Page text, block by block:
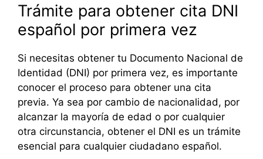
Trámite para obtener cita DNI
español por primera vez
Si necesitas obtener tu Documento Nacional de
Identidad (DNI) por primera vez, es importante
conocer el proceso para obtener una cita
previa. Ya sea por cambio de nacionalidad, por
alcanzar la mayoría de edad o por cualquier
otra circunstancia, obtener el DNI es un trámite
esencial para cualquier ciudadano español.